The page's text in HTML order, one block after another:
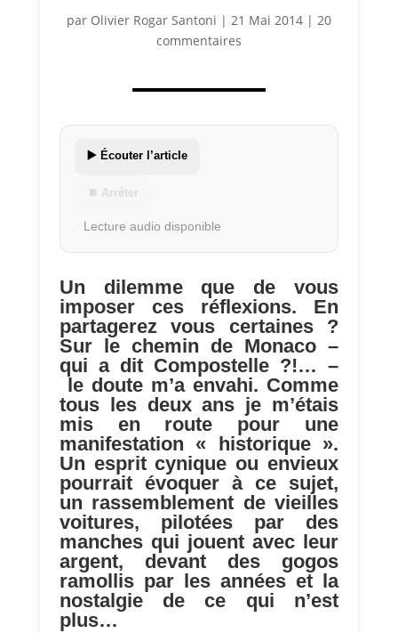
par Olivier Rogar Santoni | 21 Mai 2014| 20
commentaires
▶️ Écouter l’article
⏹ Arrêter
Lecture audio disponible
Un dilemme que de vous
imposer ces réflexions. En
partagerez vous certaines ?
Sur le chemin de Monaco –
qui a dit Compostelle ?!… –
le doute m’a envahi. Comme
tous les deux ans je m’étais
mis en route pour une
manifestation « historique ».
Un esprit cynique ou envieux
pourrait évoquer à ce sujet,
un rassemblement de vieilles
voitures, pilotées par des
manches qui jouent avec leur
argent, devant des gogos
ramollis par les années et la
nostalgie de ce qui n’est
plus…